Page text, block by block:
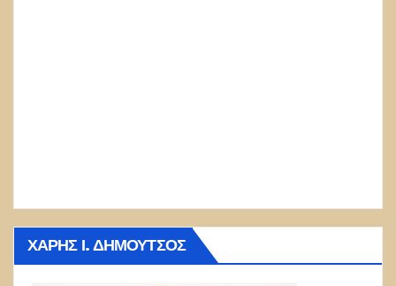
ΧΆΡΗΣ Ι. ΔΗΜΟΎΤΣΟΣ